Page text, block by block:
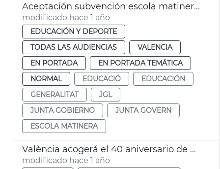
Aceptación subvención escola matinera curso 2024/2025
modificado hace 1 año
EDUCACIÓN Y DEPORTE
TODAS LAS AUDIENCIAS
VALENCIA
EN PORTADA
EN PORTADA TEMÁTICA
NORMAL
EDUCACIÓ
EDUCACIÓN
GENERALITAT
JGL
JUNTA GOBIERNO
JUNTA GOVERN
ESCOLA MATINERA
València acogerá el 40 aniversario de Turespaña
modificado hace 1 año